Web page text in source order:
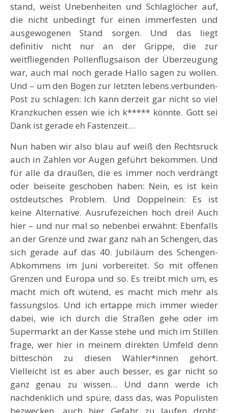
stand, weist Unebenheiten und Schlaglöcher auf,
die nicht unbedingt für einen immerfesten und
ausgewogenen Stand sorgen. Und das liegt
definitiv nicht nur an der Grippe, die zur
weitfliegenden Pollenflugsaison der Überzeugung
war, auch mal noch gerade Hallo sagen zu wollen.
Und – um den Bogen zur letzten lebens.verbunden-
Post zu schlagen: Ich kann derzeit gar nicht so viel
Kranzkuchen essen wie ich k***** könnte. Gott sei
Dank ist gerade eh Fastenzeit…
Nun haben wir also blau auf weiß den Rechtsruck
auch in Zahlen vor Augen geführt bekommen. Und
für alle da draußen, die es immer noch verdrängt
oder beiseite geschoben haben: Nein, es ist kein
ostdeutsches Problem. Und Doppelnein: Es ist
keine Alternative. Ausrufezeichen hoch drei! Auch
hier – und nur mal so nebenbei erwähnt: Ebenfalls
an der Grenze und zwar ganz nah an Schengen, das
sich gerade auf das 40. Jubiläum des Schengen-
Abkommens im Juni vorbereitet. So mit offenen
Grenzen und Europa und so. Es treibt mich um, es
macht mich oft wütend, es macht mich mehr als
fassungslos. Und ich ertappe mich immer wieder
dabei, wie ich durch die Straßen gehe oder im
Supermarkt an der Kasse stehe und mich im Stillen
frage, wer hier in meinem direkten Umfeld denn
bitteschön zu diesen Wähler*innen gehört.
Vielleicht ist es aber auch besser, es gar nicht so
ganz genau zu wissen… Und dann werde ich
nachdenklich und spüre, dass das, was Populisten